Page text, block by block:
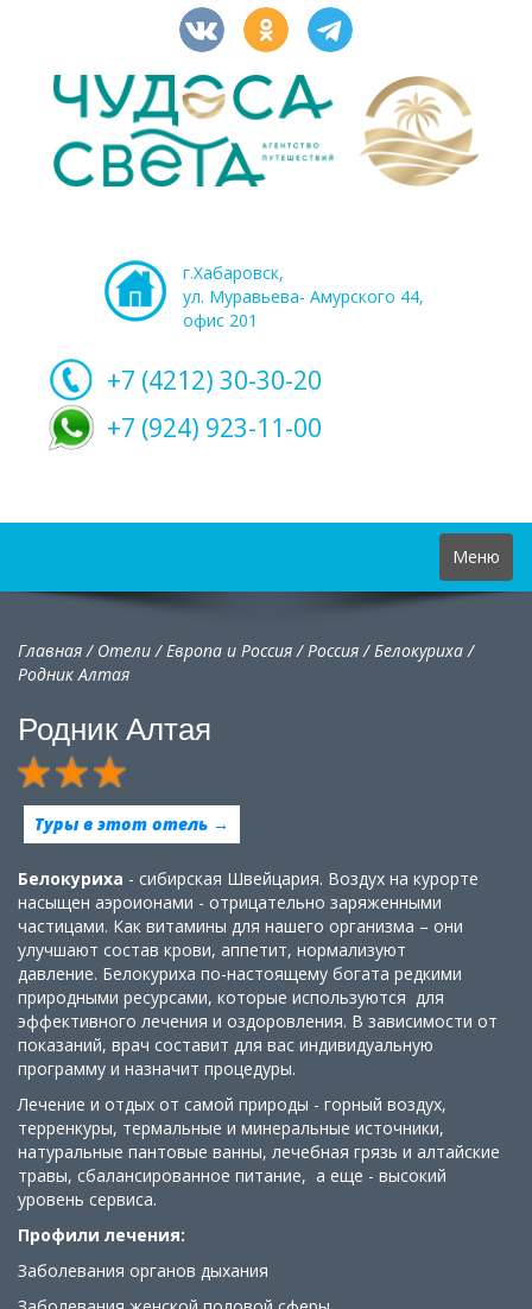
г.Хабаровск,
ул. Муравьева- Амурского 44,
офис 201
+7 (4212) 30-30-20
+7 (924) 923-11-00
Toggle
navigation
Меню
Главная/ Отели/Европа и Россия/Россия/Белокуриха /
Родник Алтая
Родник Алтая
Туры в этот отель →
Белокуриха - сибирская Швейцария. Воздух на курорте
насыщен аэроионами - отрицательно заряженными
частицами. Как витамины для нашего организма – они
улучшают состав крови, аппетит, нормализуют
давление. Белокуриха по-настоящему богата редкими
природными ресурсами, которые используются для
эффективного лечения и оздоровления. В зависимости от
показаний, врач составит для вас индивидуальную
программу и назначит процедуры.
Лечение и отдых от самой природы - горный воздух,
терренкуры, термальные и минеральные источники,
натуральные пантовые ванны, лечебная грязь и алтайские
травы, сбалансированное питание, а еще - высокий
уровень сервиса.
Профили лечения:
Заболевания органов дыхания